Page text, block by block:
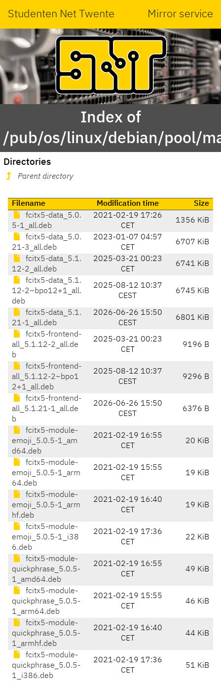
Studenten Net Twente Mirror service
Index of
/pub/os/linux/debian/pool/
Directories
Parent directory
Filename Modification time
Size
fcitx5-data_5.0.
5-1_all.deb
2021-02-19 17:26
CET
1356 KiB
fcitx5-data_5.0.
21-3_all.deb
2023-01-07 04:57
CET
6707 KiB
fcitx5-data_5.1.
12-2_all.deb
2025-03-21 00:23
CET
6741 KiB
fcitx5-data_5.1.
12-2~bpo12+1_all.
deb
2025-08-12 10:37
CEST
6745 KiB
fcitx5-data_5.1.
21-1_all.deb
2026-06-26 15:50
CEST
6801 KiB
fcitx5-frontend-
all_5.1.12-2_all.de
b
2025-03-21 00:23
CET
9196 B
fcitx5-frontend-
all_5.1.12-2~bpo1
2+1_all.deb
2025-08-12 10:37
CEST
9296 B
fcitx5-frontend-
all_5.1.21-1_all.de
b
2026-06-26 15:50
CEST
6376 B
fcitx5-module-
emoji_5.0.5-1_am
d64.deb
2021-02-19 16:55
CET
20 KiB
fcitx5-module-
emoji_5.0.5-1_arm
64.deb
2021-02-19 15:55
CET
19 KiB
fcitx5-module-
emoji_5.0.5-1_arm
hf.deb
2021-02-19 16:40
CET
19 KiB
fcitx5-module-
emoji_5.0.5-1_i38
6.deb
2021-02-19 17:36
CET
22 KiB
fcitx5-module-
quickphrase_5.0.5-
1_amd64.deb
2021-02-19 16:55
CET
49 KiB
fcitx5-module-
quickphrase_5.0.5-
1_arm64.deb
2021-02-19 15:55
CET
46 KiB
fcitx5-module-
quickphrase_5.0.5-
1_armhf.deb
2021-02-19 16:40
CET
44 KiB
fcitx5-module-
quickphrase_5.0.5-
1_i386.deb
2021-02-19 17:36
CET
51 KiB